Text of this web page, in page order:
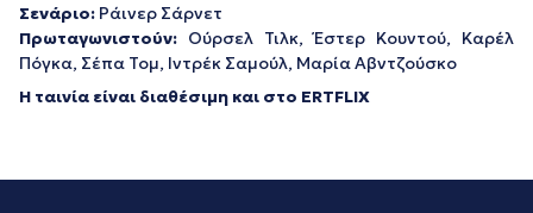
Σενάριο: Ράινερ Σάρνετ
Πρωταγωνιστούν: Ούρσελ Τιλκ, Έστερ Κουντού, Καρέλ
Πόγκα, Σέπα Τομ, Ιντρέκ Σαμούλ, Μαρία Αβντζούσκο
Η ταινία είναι διαθέσιμη και στο ERTFLIX